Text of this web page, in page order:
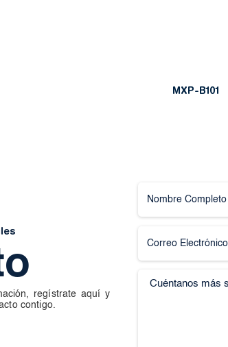
MXP-B101
regístrate aquí y
contigo.